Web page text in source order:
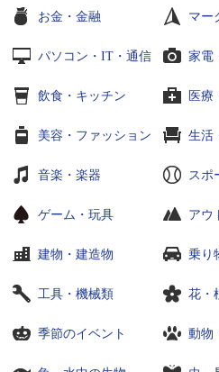
お金・金融 マー
パソコン・IT・通信 家電
飲食・キッチン 医療
美容・ファッション 生活
音楽・楽器 スポ
ゲーム・玩具 アウ
建物・建造物 乗り
工具・機械類 花・
季節のイベント 動物